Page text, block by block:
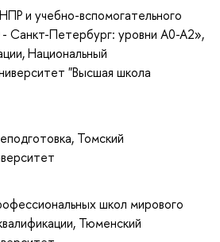
и учебно-вспомогательного
Петербург: уровни А0-А2»,
, Национальный
"Высшая школа
, Томский
школ мирового
, Тюменский